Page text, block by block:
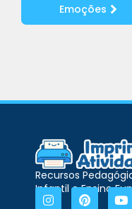
Emoções
Recursos
Infantil e Ensino